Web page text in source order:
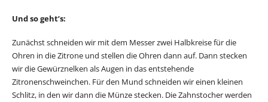
Und so geht’s:
Zunächst schneiden wir mit dem Messer zwei Halbkreise für die
Ohren in die Zitrone und stellen die Ohren dann auf. Dann stecken
wir die Gewürznelken als Augen in das entstehende
Zitronenschweinchen. Für den Mund schneiden wir einen kleinen
Schlitz, in den wir dann die Münze stecken. Die Zahnstocher werden